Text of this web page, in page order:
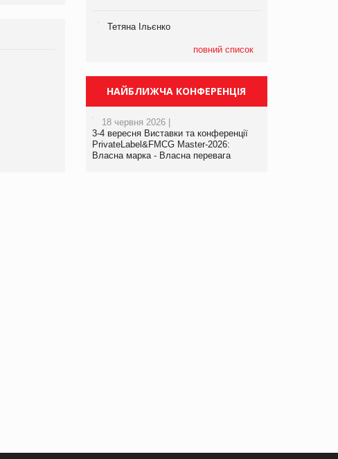
Брагина Людмила
Просування компанії на
www.trademaster.ua.
правила. Особливості.
Тетяна Ільєнко
повний список
НАЙБЛИЖЧА КОНФЕРЕНЦІЯ
18 червня 2026 |
3-4 вересня Виставки та конференції
PrivateLabel&FMCG Master-2026:
Власна марка - Власна перевага